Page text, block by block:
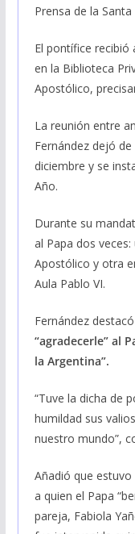
Prensa de la Santa
El pontífice recibió
en la Biblioteca
Apostólico,
La reunión entre
Fernández dejó
diciembre y se
Año.
Durante su
al Papa dos
Apostólico y otra
Aula Pablo VI.
Fernández
“agradecerle” al
la Argentina”.
“Tuve la dicha de
humildad sus
nuestro mundo”,
Añadió que
a quien el Papa
pareja, Fabiola